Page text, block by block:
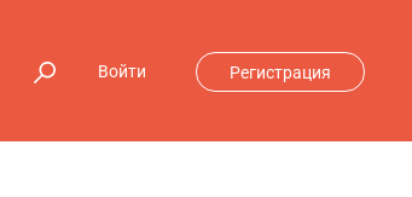
Войти Регистрация